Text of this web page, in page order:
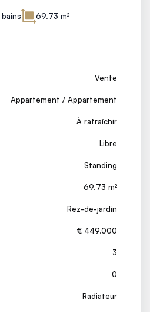
69.73 m²
Vente
Appartement / Appartement
À rafraîchir
Libre
Standing
69.73 m²
Rez-de-jardin
€ 449.000
3
0
Radiateur